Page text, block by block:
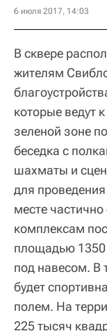
6 июля 2017, 14:03
В сквере
жителям
которые ведут
зеленой зоне
беседка с
шахматы и
для
месте
комплексам
площадью 1350
под навесом. В
будет
полем. На
225 тысяч